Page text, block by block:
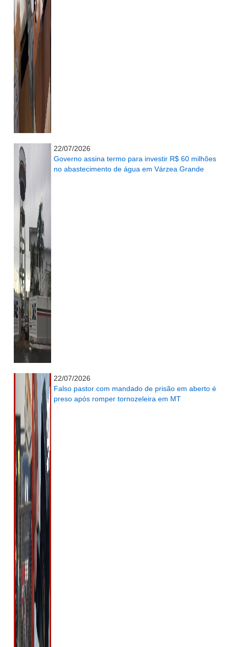
22/07/2026
Governo assina termo para investir R$ 60 milhões
no abastecimento de água em Várzea Grande
22/07/2026
Falso pastor com mandado de prisão em aberto é
preso após romper tornozeleira em MT